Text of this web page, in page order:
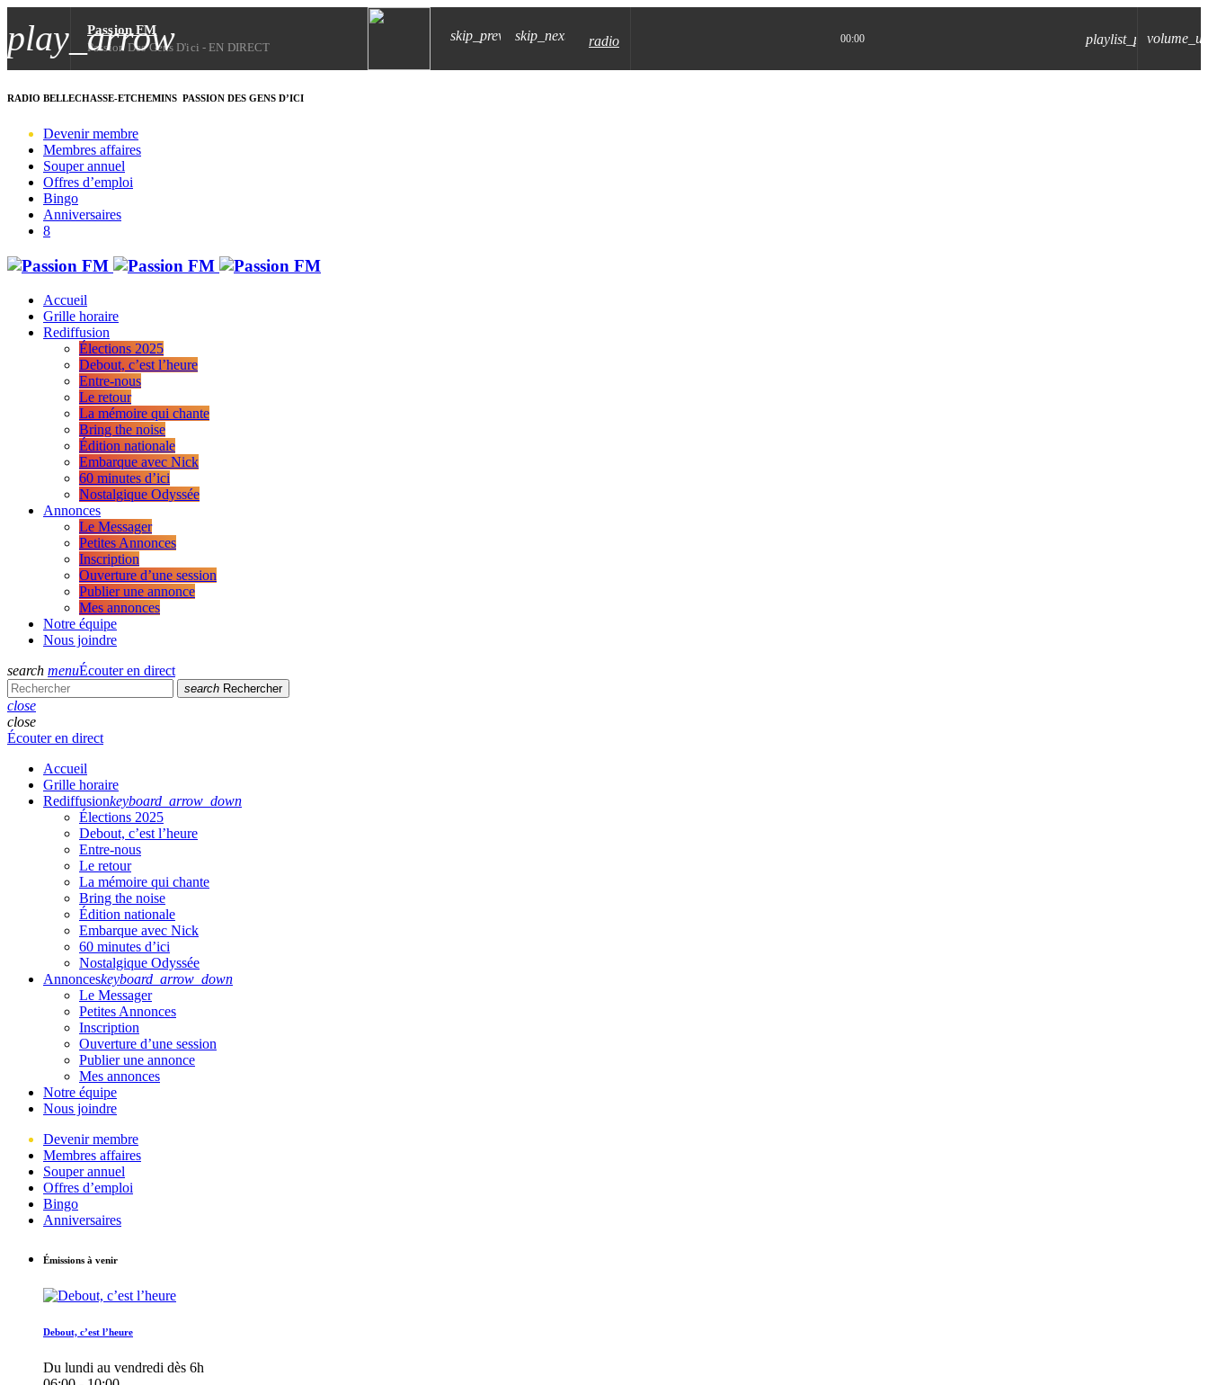
play_arrow
Passion FM
Passion Des Gens D'ici - EN DIRECT
skip_previousskip_next radio 00:00 playlist_play
play_arrow
play_arrow05 août 2026 - Ressourcerie de Bellechasse avec Nadine Bélanger
RADIO BELLECHASSE-ETCHEMINS PASSION DES GENS D’ICI
Devenir membre
Membres affaires
Souper annuel
Offres d’emploi
Bingo
Anniversaires
Accueil
Grille horaire
Rediffusion
Élections 2025
Debout, c’est l’heure
Entre-nous
Le retour
La mémoire qui chante
Bring the noise
Édition nationale
Embarque avec Nick
60 minutes d’ici
Nostalgique Odyssée
Annonces
Le Messager
Petites Annonces
Inscription
Ouverture d’une session
Publier une annonce
Mes annonces
Notre équipe
Nous joindre
search menuÉcouter en direct
search Rechercher
close
close
Écouter en direct
Accueil
Grille horaire
Rediffusionkeyboard_arrow_down
Élections 2025
Debout, c’est l’heure
Entre-nous
Le retour
La mémoire qui chante
Bring the noise
Édition nationale
Embarque avec Nick
60 minutes d’ici
Nostalgique Odyssée
Annonceskeyboard_arrow_down
Le Messager
Petites Annonces
Inscription
Ouverture d’une session
Publier une annonce
Mes annonces
Notre équipe
Nous joindre
Devenir membre
Membres affaires
Souper annuel
Offres d’emploi
Bingo
Anniversaires
Émissions à venir
Debout, c’est l’heure
Du lundi au vendredi dès 6h